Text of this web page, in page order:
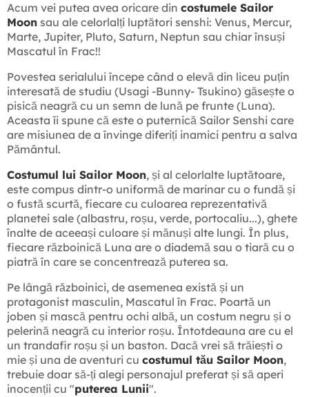
Acum vei putea avea oricare din costumele Sailor
Moon sau ale celorlalți luptători senshi: Venus, Mercur,
Marte, Jupiter, Pluto, Saturn, Neptun sau chiar însuși
Mascatul în Frac!!
Povestea serialului începe când o elevă din liceu puțin
interesată de studiu (Usagi -Bunny- Tsukino) găsește o
pisică neagră cu un semn de lună pe frunte (Luna).
Aceasta îi spune că este o puternică Sailor Senshi care
are misiunea de a învinge diferiți inamici pentru a salva
Pământul.
Costumul lui Sailor Moon, și al celorlalte luptătoare,
este compus dintr-o uniformă de marinar cu o fundă și
o fustă scurtă, fiecare cu culoarea reprezentativă
planetei sale (albastru, roșu, verde, portocaliu...), ghete
înalte de aceeași culoare și mănuși alte lungi. În plus,
fiecare războinică Luna are o diademă sau o tiară cu o
piatră în care se concentrează puterea sa.
Pe lângă războinici, de asemenea există și un
protagonist masculin, Mascatul în Frac. Poartă un
joben și mască pentru ochi albă, un costum negru și o
pelerină neagră cu interior roșu. Întotdeauna are cu el
un trandafir roșu și un baston. Dacă vrei să trăiești o
mie și una de aventuri cu costumul tău Sailor Moon,
trebuie doar să-ți alegi personajul preferat și să aperi
inocenții cu "puterea Lunii".